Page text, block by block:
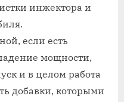
инжектора и
если есть
мощности,
и в целом работа
добавки, которыми